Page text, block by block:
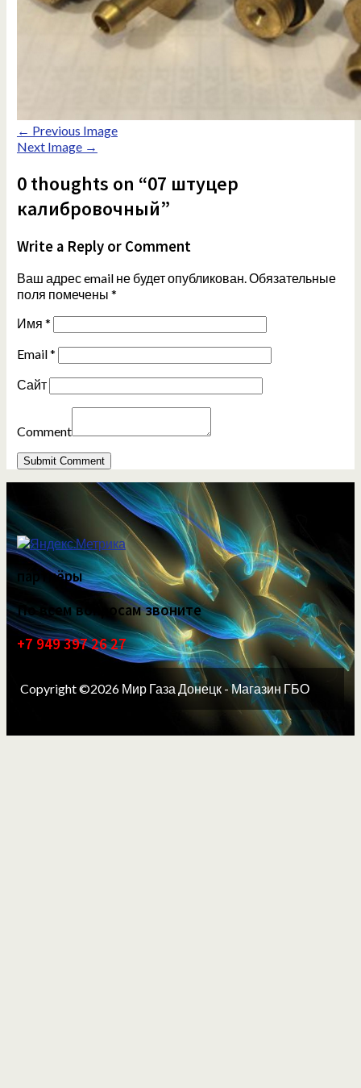
← Previous Image
Next Image →
0 thoughts on “07 штуцер
калибровочный”
Write a Reply or Comment
Ваш адрес email не будет опубликован.Обязательные
поля помечены *
Имя *
Email*
Сайт
Comment
партнёры
По всем вопросам звоните
+7 949 397 26 27
Copyright ©2026 Мир Газа Донецк - Магазин ГБО